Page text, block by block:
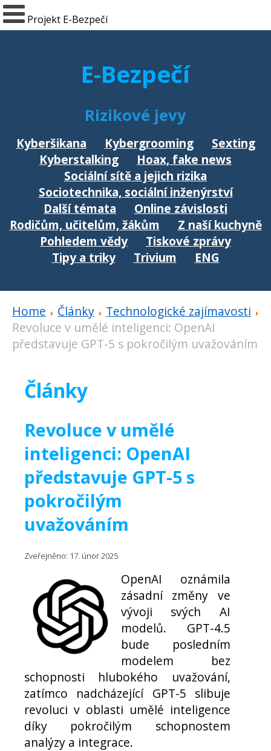
Projekt E-Bezpečí
E-Bezpečí
Rizikové jevy
Kyberšikana Kybergrooming
Sexting
Kyberstalking
Hoax, fake news
Sociální sítě a jejich rizika
Sociotechnika, sociální inženýrství
Další témata
Online závislosti
Rodičům, učitelům, žákům
Z naší kuchyně
Pohledem vědy
Tiskové zprávy
Tipy a triky
Trivium ENG
Home Články
Technologické zajímavosti
Revoluce v umělé inteligenci: OpenAI
představuje GPT-5 s pokročilým uvažováním
Články
Revoluce v umělé
inteligenci: OpenAI
představuje GPT-5 s
pokročilým
uvažováním
Zveřejněno: 17. únor 2025
OpenAI oznámila
zásadní změny ve
vývoji svých AI
modelů. GPT-4.5
bude posledním
modelem bez
schopnosti hlubokého uvažování,
zatímco nadcházející GPT-5 slibuje
revoluci v oblasti umělé inteligence
díky pokročilým schopnostem
analýzy a integrace.